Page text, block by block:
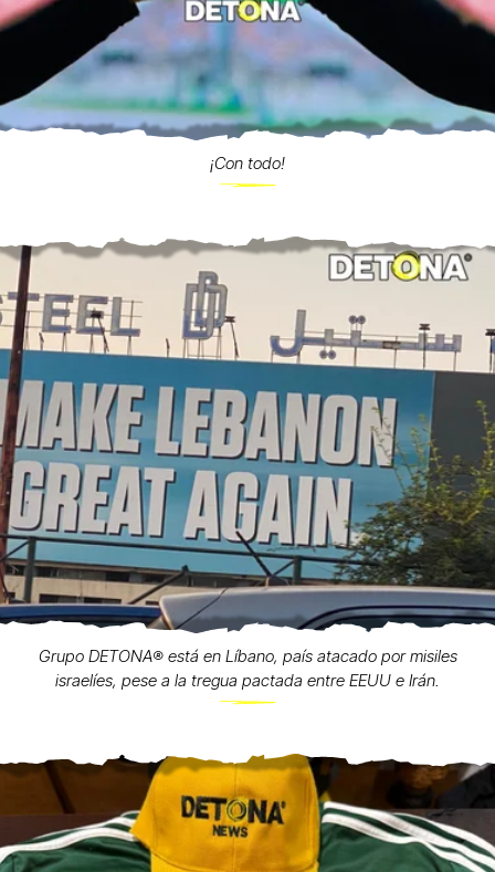
¡Con todo!
Grupo DETONA®️ está en Líbano, país atacado por misiles
israelíes, pese a la tregua pactada entre EEUU e Irán.